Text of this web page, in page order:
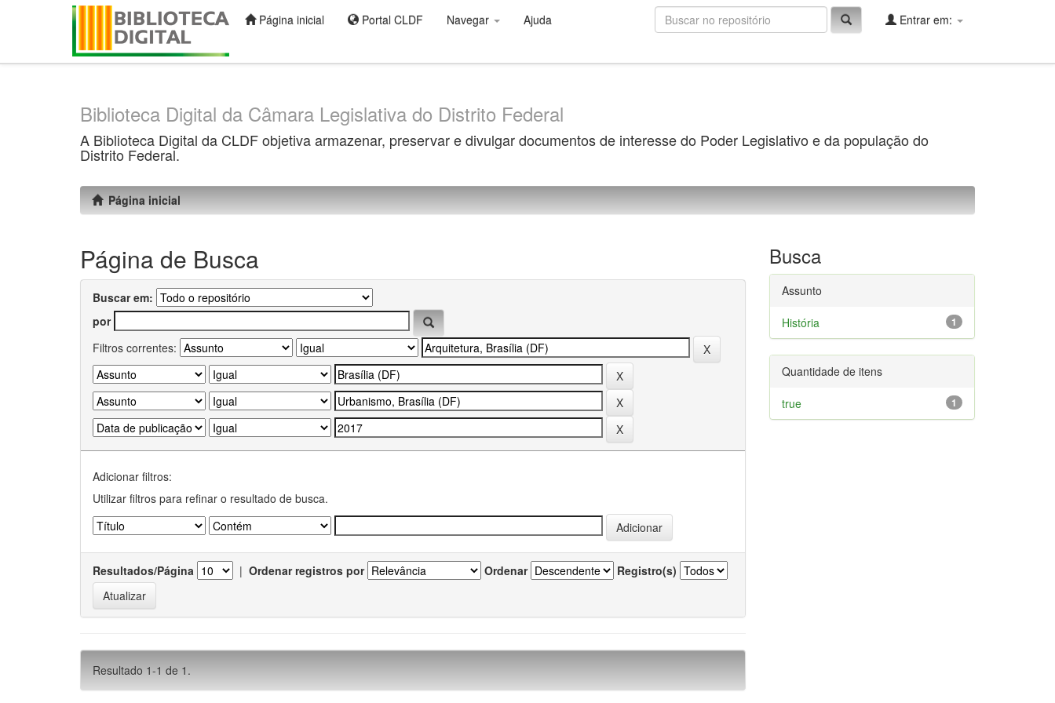
Página inicial Portal CLDF Navegar Ajuda Entrar em:
Biblioteca Digital da Câmara Legislativa do Distrito Federal
A Biblioteca Digital da CLDF objetiva armazenar, preservar e divulgar documentos de interesse do Poder Legislativo e da população do
Distrito Federal.
Página inicial
Página de Busca
Buscar em:
por
Filtros correntes:
Adicionar filtros:
Utilizar filtros para refinar o resultado de busca.
Resultados/Página | Ordenar registros por Ordenar Registro(s)
Resultado 1-1 de 1.
Busca
Assunto
1
História
Quantidade de itens
1
true